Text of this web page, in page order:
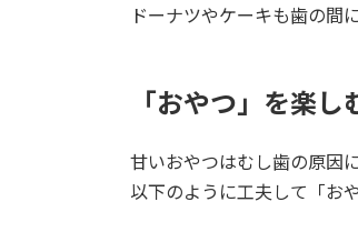
ドーナツやケーキも歯の間
「おやつ」を楽し
甘いおやつはむし歯の原因
以下のように工夫して「お